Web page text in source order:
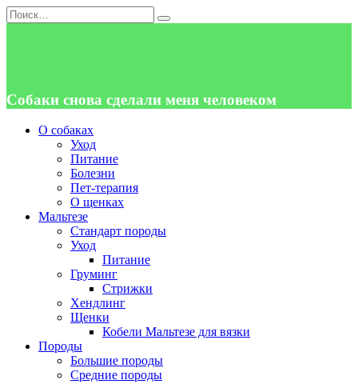
Перейти
к
Search
for:
Собаки снова сделали меня человеком
О собаках
Уход
Питание
Болезни
Пет-терапия
О щенках
Мальтезе
Стандарт породы
Уход
Питание
Груминг
Стрижки
Хендлинг
Щенки
Кобели Мальтезе для вязки
Породы
Большие породы
Средние породы